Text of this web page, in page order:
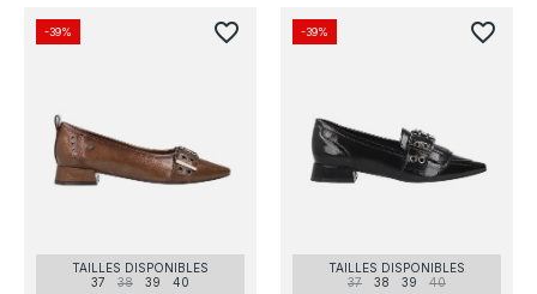
TAILLES DISPONIBLES
37
38 39 40
-39% favorite_border
TAILLES DISPONIBLES
37
38 39 40
-39% favorite_border